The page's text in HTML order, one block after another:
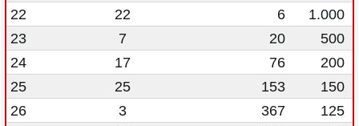
22
22 6
1.000
23
7 20
500
24
17 76
200
25
25 153
150
26
3 367
125